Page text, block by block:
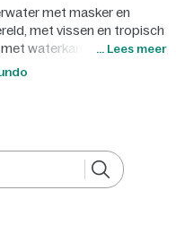
met masker en
met vissen en tropisch
waterkanonnen,
een spetterfestijn. De
... Lees meer